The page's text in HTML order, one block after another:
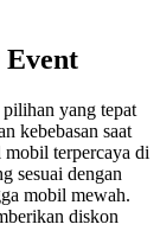
Event
yang tepat
kebebasan saat
mobil terpercaya di
sesuai dengan
mobil mewah.
diskon